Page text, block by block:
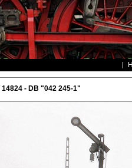
14824 - DB "042 245-1"